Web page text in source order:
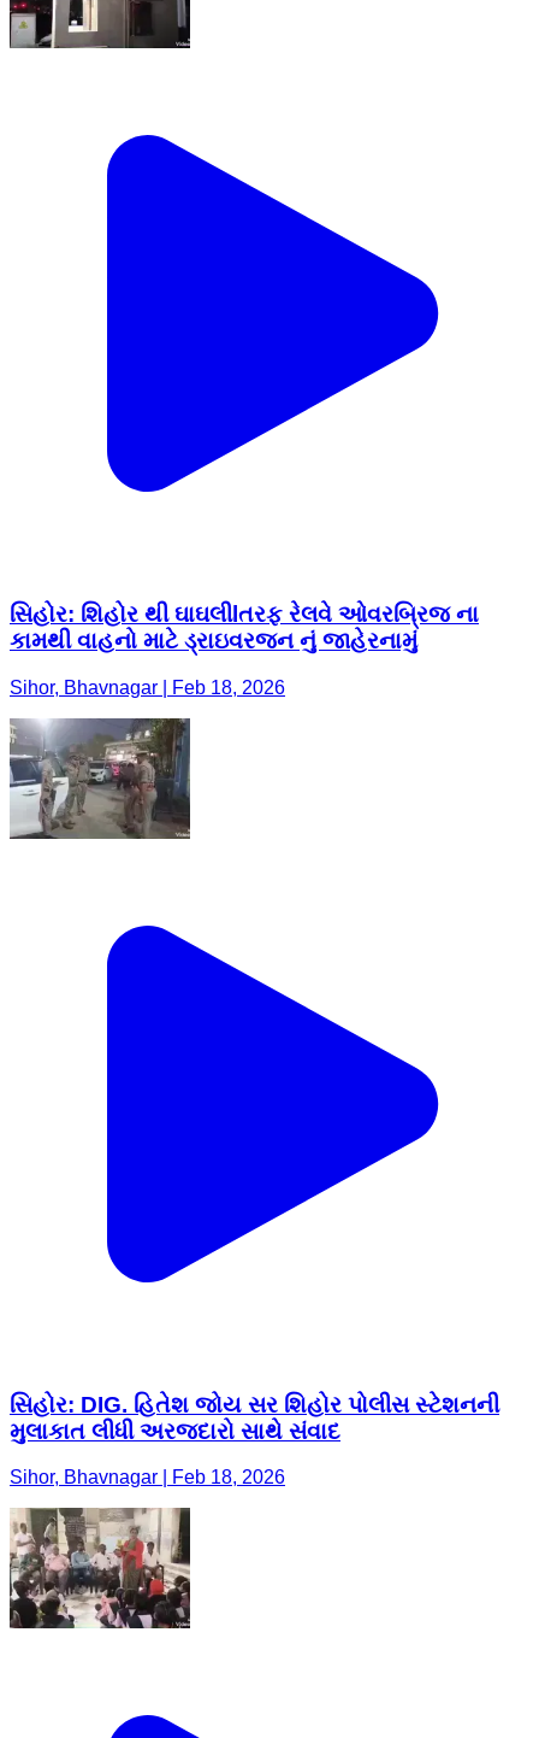
સિહોર: શિહોર થી ઘાઘલીlતરફ રેલવે ઓવરબ્રિજ ના
કામથી વાહનો માટે ડ્રાઇવરજન નું જાહેરનામું
Sihor, Bhavnagar | Feb 18, 2026
સિહોર: DIG. હિતેશ જોય સર શિહોર પોલીસ સ્ટેશનની
મુલાકાત લીધી અરજદારો સાથે સંવાદ
Sihor, Bhavnagar | Feb 18, 2026